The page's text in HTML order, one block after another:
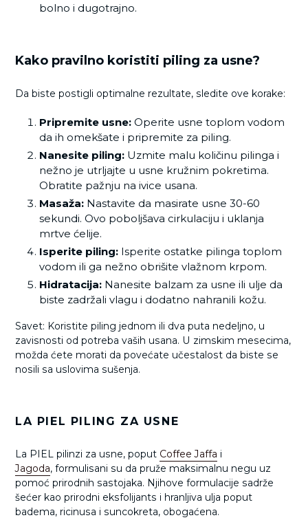
bolno i dugotrajno.
Kako pravilno koristiti piling za usne?
Da biste postigli optimalne rezultate, sledite ove korake:
Pripremite usne: Operite usne toplom vodom
da ih omekšate i pripremite za piling.
Nanesite piling: Uzmite malu količinu pilinga i
nežno je utrljajte u usne kružnim pokretima.
Obratite pažnju na ivice usana.
Masaža: Nastavite da masirate usne 30-60
sekundi. Ovo poboljšava cirkulaciju i uklanja
mrtve ćelije.
Isperite piling: Isperite ostatke pilinga toplom
vodom ili ga nežno obrišite vlažnom krpom.
Hidratacija: Nanesite balzam za usne ili ulje da
biste zadržali vlagu i dodatno nahranili kožu.
Savet: Koristite piling jednom ili dva puta nedeljno, u
zavisnosti od potreba vaših usana. U zimskim mesecima,
možda ćete morati da povećate učestalost da biste se
nosili sa uslovima sušenja.
LA PIEL PILING ZA USNE
La PIEL pilinzi za usne, poput Coffee Jaffa i
Jagoda, formulisani su da pruže maksimalnu negu uz
pomoć prirodnih sastojaka. Njihove formulacije sadrže
šećer kao prirodni eksfolijants i hranljiva ulja poput
badema, ricinusa i suncokreta, obogaćena.